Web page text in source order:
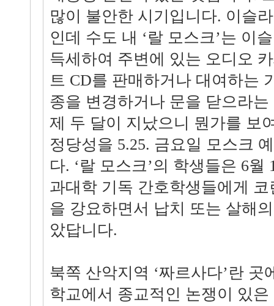
많이 불안한 시기입니다. 이슬
인데 수도 내 ‘랄 모스크’는 이
득세하여 주변에 있는 오디오
트 CD를 판매하거나 대여하는
종을 변경하거나 문을 닫으라
제 두 달이 지났으니 뭔가를 보
정당성을 5.25. 금요일 모스크
다. ‘랄 모스크’의 학생들은 6
과대학 기독 간호학생들에게
을 강요하면서 납치 또는 살해
았답니다.
북쪽 산악지역 ‘짜르사다’란 곳
학교에서 종교적인 논쟁이 있